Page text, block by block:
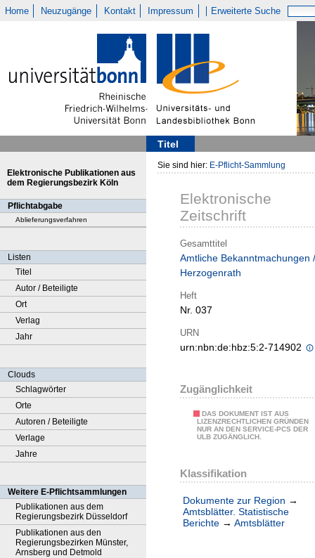
Home Neuzugänge Kontakt Impressum Erweiterte Suche
Titel
Elektronische Publikationen aus
dem Regierungsbezirk Köln
Pflichtabgabe
Ablieferungsverfahren
Listen
Titel
Autor / Beteiligte
Ort
Verlag
Jahr
Clouds
Schlagwörter
Orte
Autoren / Beteiligte
Verlage
Jahre
Weitere E-Pflichtsammlungen
Publikationen aus dem
Regierungsbezirk Düsseldorf
Publikationen aus den
Regierungsbezirken Münster,
Arnsberg und Detmold
Sie sind hier: E-Pflicht-Sammlung
Elektronische
Zeitschrift
Gesamttitel
Amtliche Bekanntmachungen /
Herzogenrath
Heft
Nr. 037
URN
urn:nbn:de:hbz:5:2-714902
Zugänglichkeit
DAS DOKUMENT IST AUS
LIZENZRECHTLICHEN GRÜNDEN
NUR AN DEN SERVICE-PCS DER
ULB ZUGÄNGLICH.
Klassifikation
Dokumente zur Region →
Amtsblätter. Statistische
Berichte → Amtsblätter